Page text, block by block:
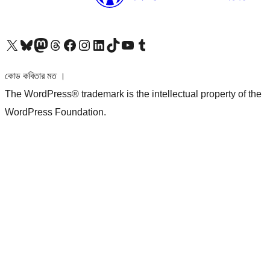
আমাদের X (আগের টুইটার) অ্যাকাউন্টে যানআমাদের Bluesky অ্যাকাউন্টটি দেখুনআমাদের মাস্টোডন অ্যাকাউন্টটি দেখুনআমাদের থ্রেডস অ্যাকাউন্টটি দেখুনআমাদের ফেসবুক পেজ দেখুনআমাদের ইন্সটাগ্রাম অ্যাকাউন্ট দেখুনআমাদের লিঙ্কডইন অ্যাকাউন্টে যানআমাদের TikTok অ্যাকাউন্টটি দেখুনআমাদের ইউটিউব চ্যানেলে যান আমাদের টাম্বলার অ্যাকাউন্ট দেখুন
কোড কবিতার মত ।
The WordPress® trademark is the intellectual property of the
WordPress Foundation.